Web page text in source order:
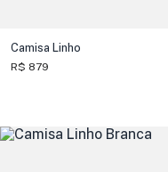
Camisa Linho
R$ 879